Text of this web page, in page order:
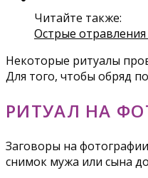
Читайте также:
Острые
Некоторые ритуалы
Для того, чтобы обряд
РИТУАЛ НА
Заговоры на
снимок мужа или сына